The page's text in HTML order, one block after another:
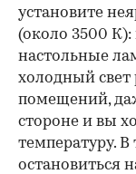
установите
(около 3500
настольные
холодный
помещений,
стороне и вы
температуру.
остановиться